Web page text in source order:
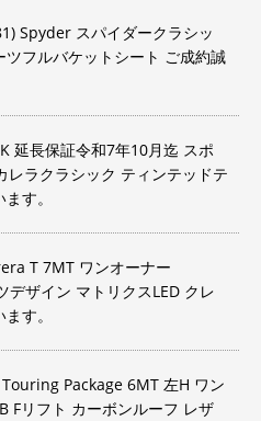
Spyder スパイダークラシッ
フルバケットシート ご成約誠
延長保証令和7年10月迄 スポ
レラクラシック ティンテッドテ
す。
T 7MT ワンオーナー
ザイン マトリクスLED クレ
す。
Package 6MT 左H ワン
Fリフト カーボンルーフ レザ